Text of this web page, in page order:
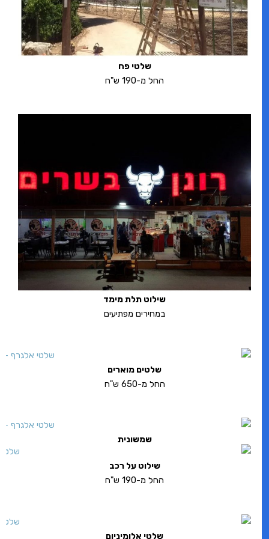
שלטי פח
החל מ-190 ש"ח
שילוט תלת מימד
במחירים מפתיעים
שלטים מוארים
החל מ-650 ש"ח
שמשונית
שילוט על רכב
החל מ-190 ש"ח
שלטי אלומיניום